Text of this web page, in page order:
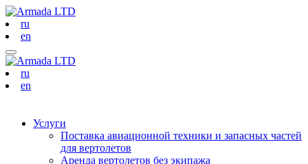
ru
en
ru
en
Услуги
Поставка авиационной техники и запасных частей
для вертолетов
Аренда вертолетов без экипажа